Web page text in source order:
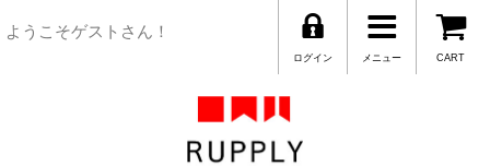
ようこそゲストさん！
CART
メニュー
ログイン